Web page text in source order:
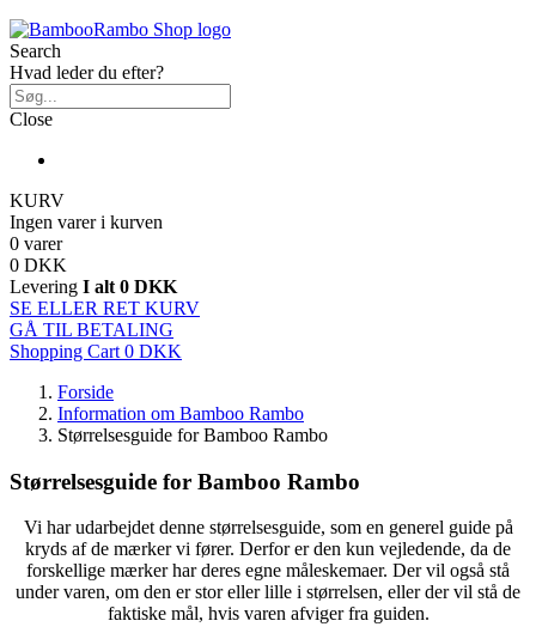
Search
Hvad leder du efter?
Close
KURV
Ingen varer i kurven
0 varer
0 DKK
Levering I alt 0 DKK
SE ELLER RET KURV
GÅ TIL BETALING
Shopping Cart 0 DKK
Forside
Information om Bamboo Rambo
Størrelsesguide for Bamboo Rambo
Størrelsesguide for Bamboo Rambo
Vi har udarbejdet denne størrelsesguide, som en generel guide på
kryds af de mærker vi fører. Derfor er den kun vejledende, da de
forskellige mærker har deres egne måleskemaer. Der vil også stå
under varen, om den er stor eller lille i størrelsen, eller der vil stå de
faktiske mål, hvis varen afviger fra guiden.